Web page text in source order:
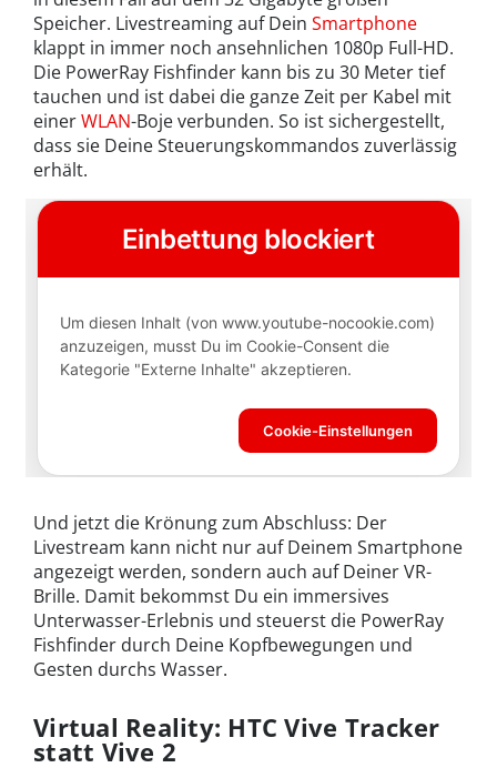
Speicher. Livestreaming auf Dein Smartphone
klappt in immer noch ansehnlichen 1080p Full-HD.
Die PowerRay Fishfinder kann bis zu 30 Meter tief
tauchen und ist dabei die ganze Zeit per Kabel mit
einerWLAN-Boje verbunden. So ist sichergestellt,
dass sie Deine Steuerungskommandos zuverlässig
erhält.
Und jetzt die Krönung zum Abschluss: Der
Livestream kann nicht nur auf Deinem Smartphone
angezeigt werden, sondern auch auf Deiner VR-
Brille. Damit bekommst Du ein immersives
Unterwasser-Erlebnis und steuerst die PowerRay
Fishfinder durch Deine Kopfbewegungen und
Gesten durchs Wasser.
Virtual Reality: HTC Vive Tracker
statt Vive 2